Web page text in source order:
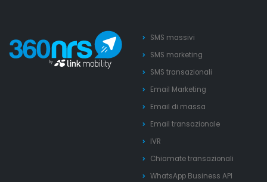
SMS massivi
SMS marketing
SMS transazionali
Email Marketing
Email di massa
Email transazionale
IVR
Chiamate transazionali
WhatsApp Business API